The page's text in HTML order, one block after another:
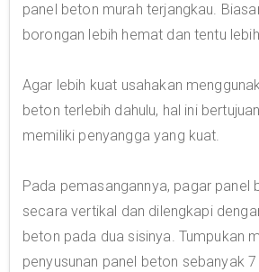
panel beton murah terjangkau.
borongan lebih hemat dan tentu
Agar lebih kuat usahakan
beton terlebih dahulu, hal ini
memiliki penyangga yang kuat.
Pada pemasangannya, pagar panel
secara vertikal dan dilengkapi
beton pada dua sisinya. Tumpukan
penyusunan panel beton sebanyak